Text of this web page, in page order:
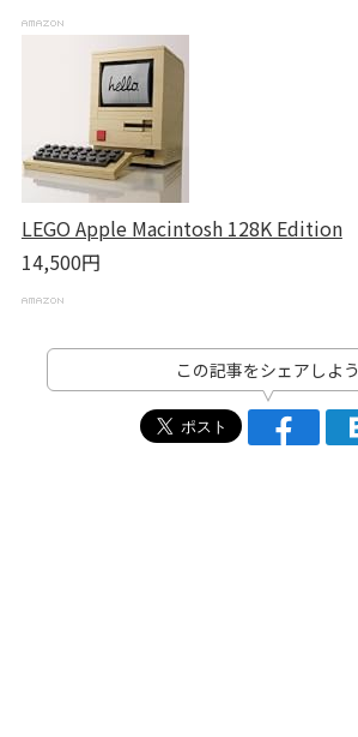
LEGO Apple Macintosh 128K Edition
14,500円
この記事をシェアしよう